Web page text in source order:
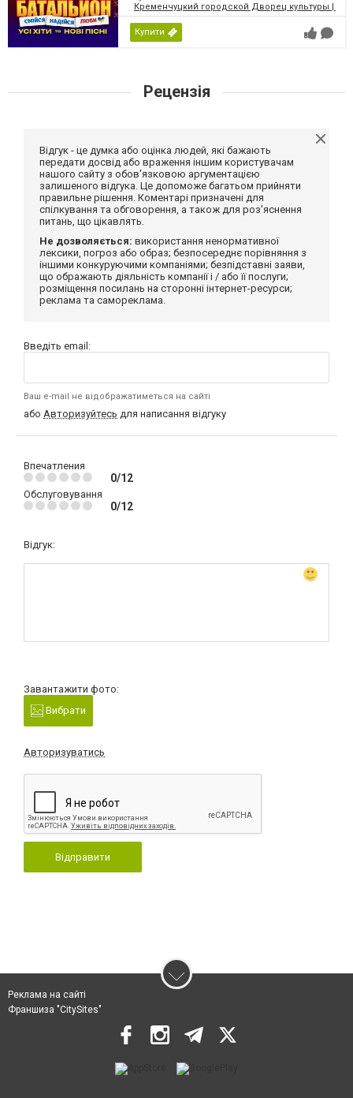
Кременчуцкий городской Дворец культуры |
Купити
Рецензія
Відгук - це думка або оцінка людей, які бажають
передати досвід або враження іншим користувачам
нашого сайту з обов'язковою аргументацією
залишеного відгука. Це допоможе багатьом прийняти
правильне рішення. Коментарі призначені для
спілкування та обговорення, а також для роз'яснення
питань, що цікавлять.
Не дозволяється: використання ненормативної
лексики, погроз або образ; безпосереднє порівняння з
іншими конкуруючими компаніями; безпідставні заяви,
що ображають діяльність компанії і / або її послуги;
розміщення посилань на сторонні інтернет-ресурси;
реклама та самореклама.
Введіть email:
Ваш e-mail не відображатиметься на сайті
або Авторизуйтесь для написання відгуку
Впечатления
0/12
Обслуговування
0/12
Відгук:
Завантажити фото:
Вибрати
Авторизуватись
Відправити
Реклама на сайті
Франшиза "CitySites"